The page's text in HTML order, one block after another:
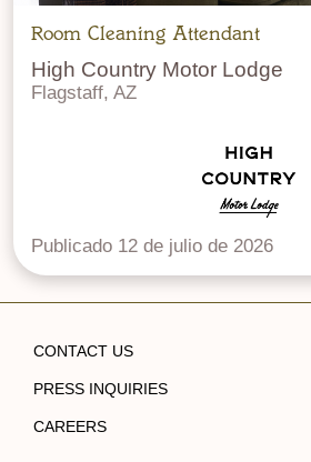
Room Cleaning Attendant
High Country Motor Lodge
Flagstaff, AZ
Publicado 12 de julio de 2026
CONTACT US
PRESS INQUIRIES
CAREERS